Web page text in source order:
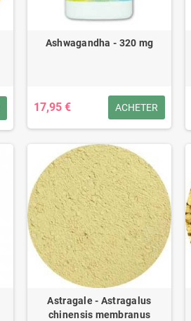
Ashwagandha - 320 mg
17,95 € ACHETER
Astragale - Astragalus
chinensis membranus